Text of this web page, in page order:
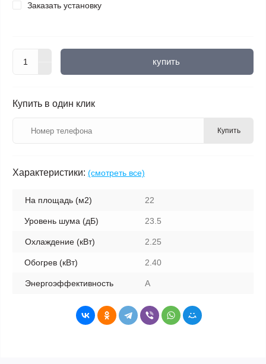
Заказать установку
купить
Купить в один клик
Купить
Характеристики: (смотреть все)
На площадь (м2) 22
Уровень шума (дБ) 23.5
Охлаждение (кВт) 2.25
Обогрев (кВт) 2.40
Энергоэффективность A